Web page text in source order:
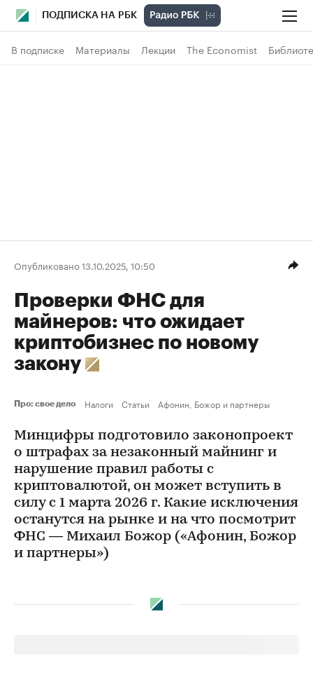
ПОДПИСКА НА РБК
В подписке Материалы Лекции The Economist
Опубликовано 13.10.2025, 10:50
Проверки ФНС для
майнеров: что ожидает
криптобизнес по новому
закону
Про: свое дело Налоги Статьи Афонин, Божор и партнеры
Минцифры подготовило законопроект
о штрафах за незаконный майнинг и
нарушение правил работы с
криптовалютой, он может вступить в
силу с 1 марта 2026 г. Какие исключения
останутся на рынке и на что посмотрит
ФНС — Михаил Божор («Афонин, Божор
и партнеры»)